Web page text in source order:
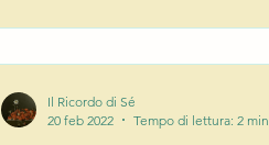
Il Ricordo di Sé
20 feb 2022
Tempo di lettura: 2 min